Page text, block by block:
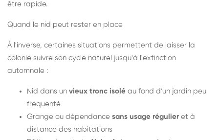
être rapide.
Quand le nid peut rester en place
À l'inverse, certaines situations permettent de laisser la
colonie suivre son cycle naturel jusqu'à l'extinction
automnale :
Nid dans un vieux tronc isolé au fond d'un jardin peu
fréquenté
Grange ou dépendance sans usage régulier et à
distance des habitations